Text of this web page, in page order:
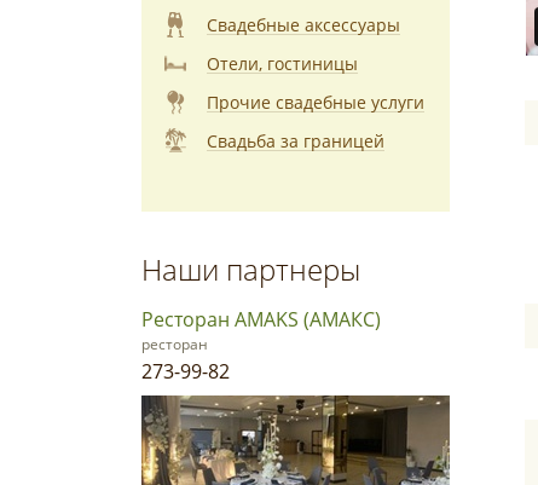
Свадебные аксессуары
Отели, гостиницы
Прочие свадебные услуги
Свадьба за границей
Наши партнеры
Ресторан AMAKS (АМАКС)
ресторан
273-99-82